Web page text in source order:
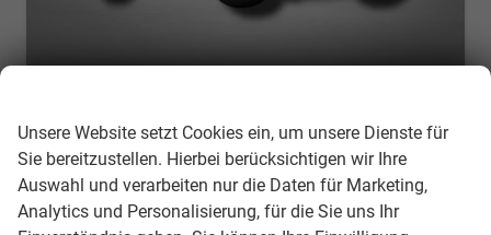
Selection 1.0 TSI 6-Gang
Fahrzeugnr. 308152 Getriebe Schaltgetriebe
Kraftstoff Benzin Außenfarbe Graphite-Grau Metallic
Unsere Website setzt Cookies ein, um unsere Dienste für
Sie bereitzustellen. Hierbei berücksichtigen wir Ihre
Auswahl und verarbeiten nur die Daten für Marketing,
Analytics und Personalisierung, für die Sie uns Ihr